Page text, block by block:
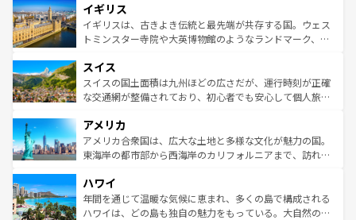
いる。シャンパンの発祥地であるランス、プロヴァンスの
香り高いラベンダー畑など、多彩な楽しみ方が可能だ。さ
らに、パリ以外の地域にも魅力が溢れており、どの街角に
れる地方に足を運ぶとそれぞれで全く異なる文化を体験で
きるだろう。 なお、新着のフランス情報はコンテンツ一覧
を参照してほしい。
顔を持つこの国は、どこを歩いても飽きることがない。ベ
ルリンの文化的活気、バイエルン州のアルプスの絶景、そ
してライン川沿いのワイン畑といった風景は必見。ビール
は、お酒好きな人にはぜひ体験してほしい。 なお、新着の
ドイツ情報はコンテンツ一覧を参照してほしい。
イギリス
イギリスは、古きよき伝統と最先端が共存する国。ウェス
トミンスター寺院や大英博物館のようなランドマーク、歴
リアごとに異なる魅力がある。また、優雅なアフタヌーン
ティー、ビール好きにはたまらない英国パブ、サッカー観
戦など、本場だからこそできる体験も豊富。イギリスを旅
ンツ一覧を参照してほしい。
スイス
スイスの国土面積は九州ほどの広さだが、運行時刻が正確
な交通網が整備されており、初心者でも安心して個人旅行
の建物がそのまま残る町や、スイスならではのユニークな
博物館もあり、アルプス観光だけでなく町歩きも満喫する
ことができる。国民の所得が高いため物価も高いが、旅行
ば市内交通費無料で観光を楽しむこともできる。 なお、新
着のスイス情報はコンテンツ一覧 を参照してほしい。
アメリカ
アメリカ合衆国は、広大な土地と多様な文化が魅力の国。
東海岸の都市部から西海岸のカリフォルニアまで、訪れる
のような巨大都市は、観光、ショッピング、エンターテイ
ンメントが詰まった刺激的なスポットだ。一方、アメリカ
西部には大自然が広がり、グランドキャニオンやイエロー
ハワイ
年間を通じて温暖な気候に恵まれ、多くの島で構成される
ハワイは、どの島も独自の魅力をもっている。大自然の神